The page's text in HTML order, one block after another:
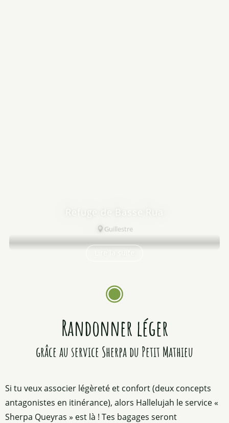
Refuge de Basse Rua
Guillestre
Randonner léger
grâce au service Sherpa du Petit Mathieu
Si tu veux associer légèreté et confort (deux concepts
antagonistes en itinérance), alors Hallelujah le service «
Sherpa Queyras » est là ! Tes bagages seront